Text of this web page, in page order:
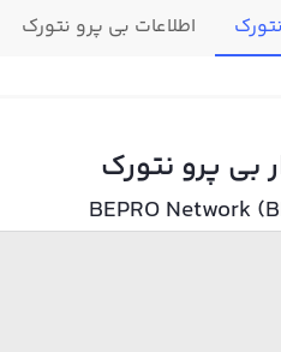
اطلاعات بی پرو نتورک
بی پرو نتورک
BEPRO Network